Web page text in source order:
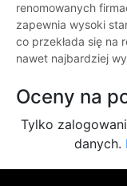
renomowanych
zapewnia wysoki
co przekłada się na
nawet najbardziej
Oceny na
Tylko
danych.